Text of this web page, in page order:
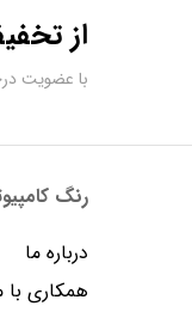
از
با عضویت
رنگ
درباره ما
همکاری با